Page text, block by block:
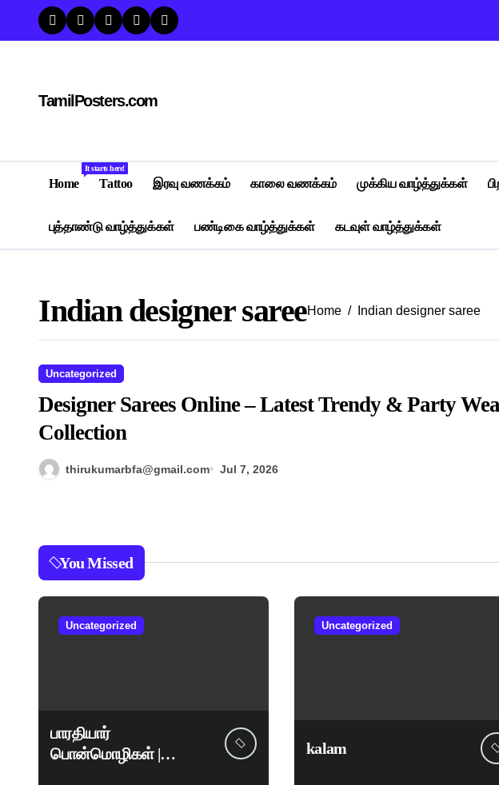
content
TamilPosters.com
Home
It starts here!
Tattoo இரவு வணக்கம் காலை வணக்கம் முக்கிய வாழ்த்துக்கள்
புத்தாண்டு வாழ்த்துக்கள் பண்டிகை வாழ்த்துக்கள் கடவுள் வாழ்த்துக்கள்
Indian designer sareeHome Indian designer saree
Uncategorized
Designer Sarees Online – Latest Trendy & Party
Collection
thirukumarbfa@gmail.com Jul 7, 2026
You Missed
Uncategorized
பாரதியார்
பொன்மொழிகள் |
Uncategorized
kalam